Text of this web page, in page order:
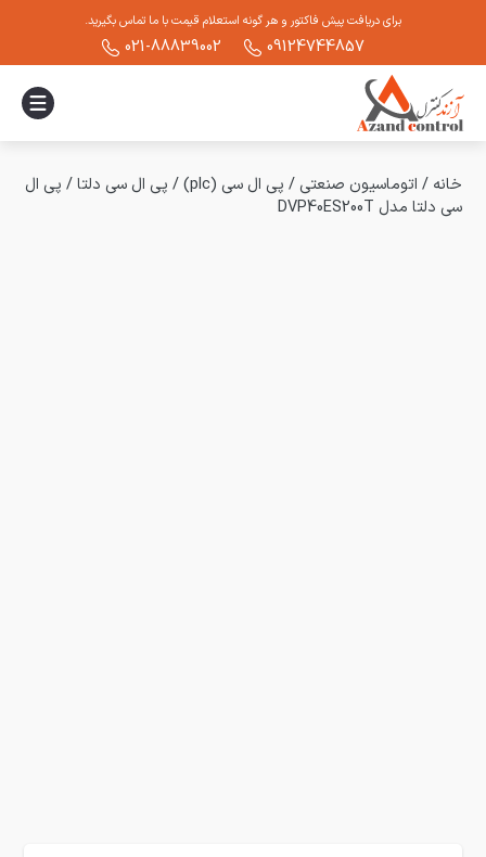
برای دریافت پیش فاکتور و هر گونه استعلام قیمت با ما تماس بگیرید.
09124744857
021-88839002
خانه / اتوماسیون صنعتی / پی ال سی (plc) / پی ال سی دلتا/ پی ال
سی دلتا مدل DVP40ES200T